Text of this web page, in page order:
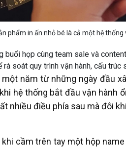
phẩm in ấn nhỏ bé là cả một hệ thống
buổi họp cùng team sale và
rà soát quy trình vận hành, cấu
một năm từ những ngày đầu
hệ thống bắt đầu vận hành
nhiều điều phía sau mà đôi
khi cầm trên tay một hộp